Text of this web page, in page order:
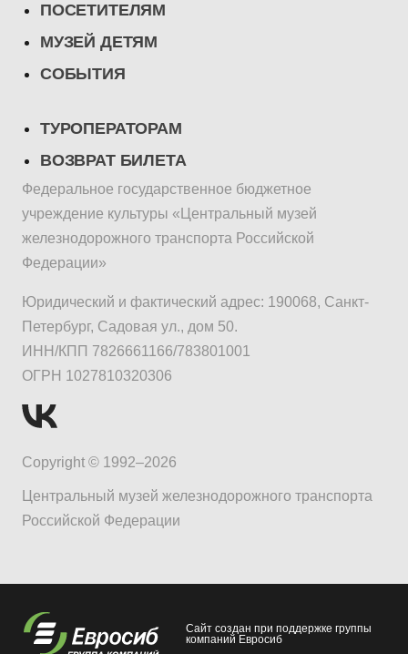
ПОСЕТИТЕЛЯМ
МУЗЕЙ ДЕТЯМ
СОБЫТИЯ
ТУРОПЕРАТОРАМ
ВОЗВРАТ БИЛЕТА
Федеральное государственное бюджетное
учреждение культуры «Центральный музей
железнодорожного транспорта Российской
Федерации»
Юридический и фактический адрес: 190068, Санкт-
Петербург, Садовая ул., дом 50.
ИНН/КПП 7826661166/783801001
ОГРН 1027810320306
Copyright © 1992–2026
Центральный музей железнодорожного транспорта
Российской Федерации
Сайт создан при поддержке группы
компаний Евросиб